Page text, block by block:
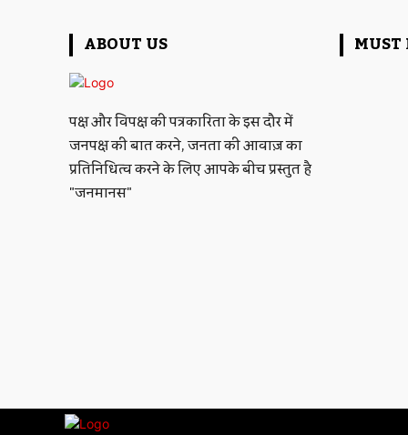
ABOUT US
पक्ष और विपक्ष की पत्रकारिता के इस दौर में
जनपक्ष की बात करने, जनता की आवाज़ का
प्रतिनिधित्व करने के लिए आपके बीच प्रस्तुत है
"जनमानस"
MUST